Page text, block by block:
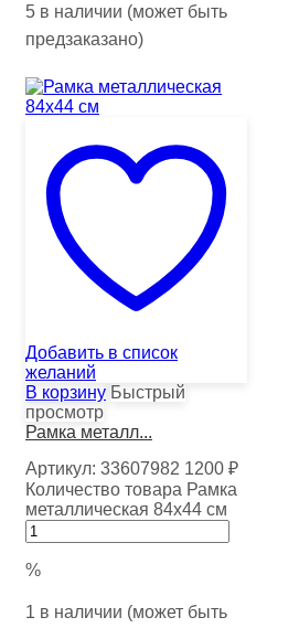
5 в наличии (может быть
предзаказано)
Добавить в список
желаний
В корзину Быстрый
просмотр
Рамка металл...
Артикул: 33607982 1200 ₽
Количество товара Рамка
металлическая 84х44 см
%
1 в наличии (может быть